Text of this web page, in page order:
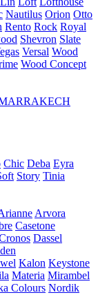
Nautilus Orion Otto
Rento Rock Royal
Shevron Slate
Versal Wood
Wood Concept
Chic Deba Eyra
Story Tinia
Arvora
Casetone
Dassel
Kalon Keystone
Materia Mirambel
Colours Nordik